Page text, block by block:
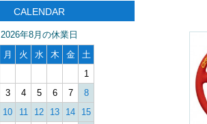
CALENDAR
2026年8月の休業日
月 火 水 木 金
土
1
3 4 5 6 7
8
10 11 12 13 14
15